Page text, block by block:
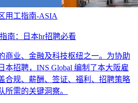
用工指南-ASIA
南：日本hr招聘必看
商业、金融及科技枢纽之一。为协助
本招聘，INS Global 编制了本大阪雇
合规、薪酬、签证、福利、招聘策略
所需的关键洞察。